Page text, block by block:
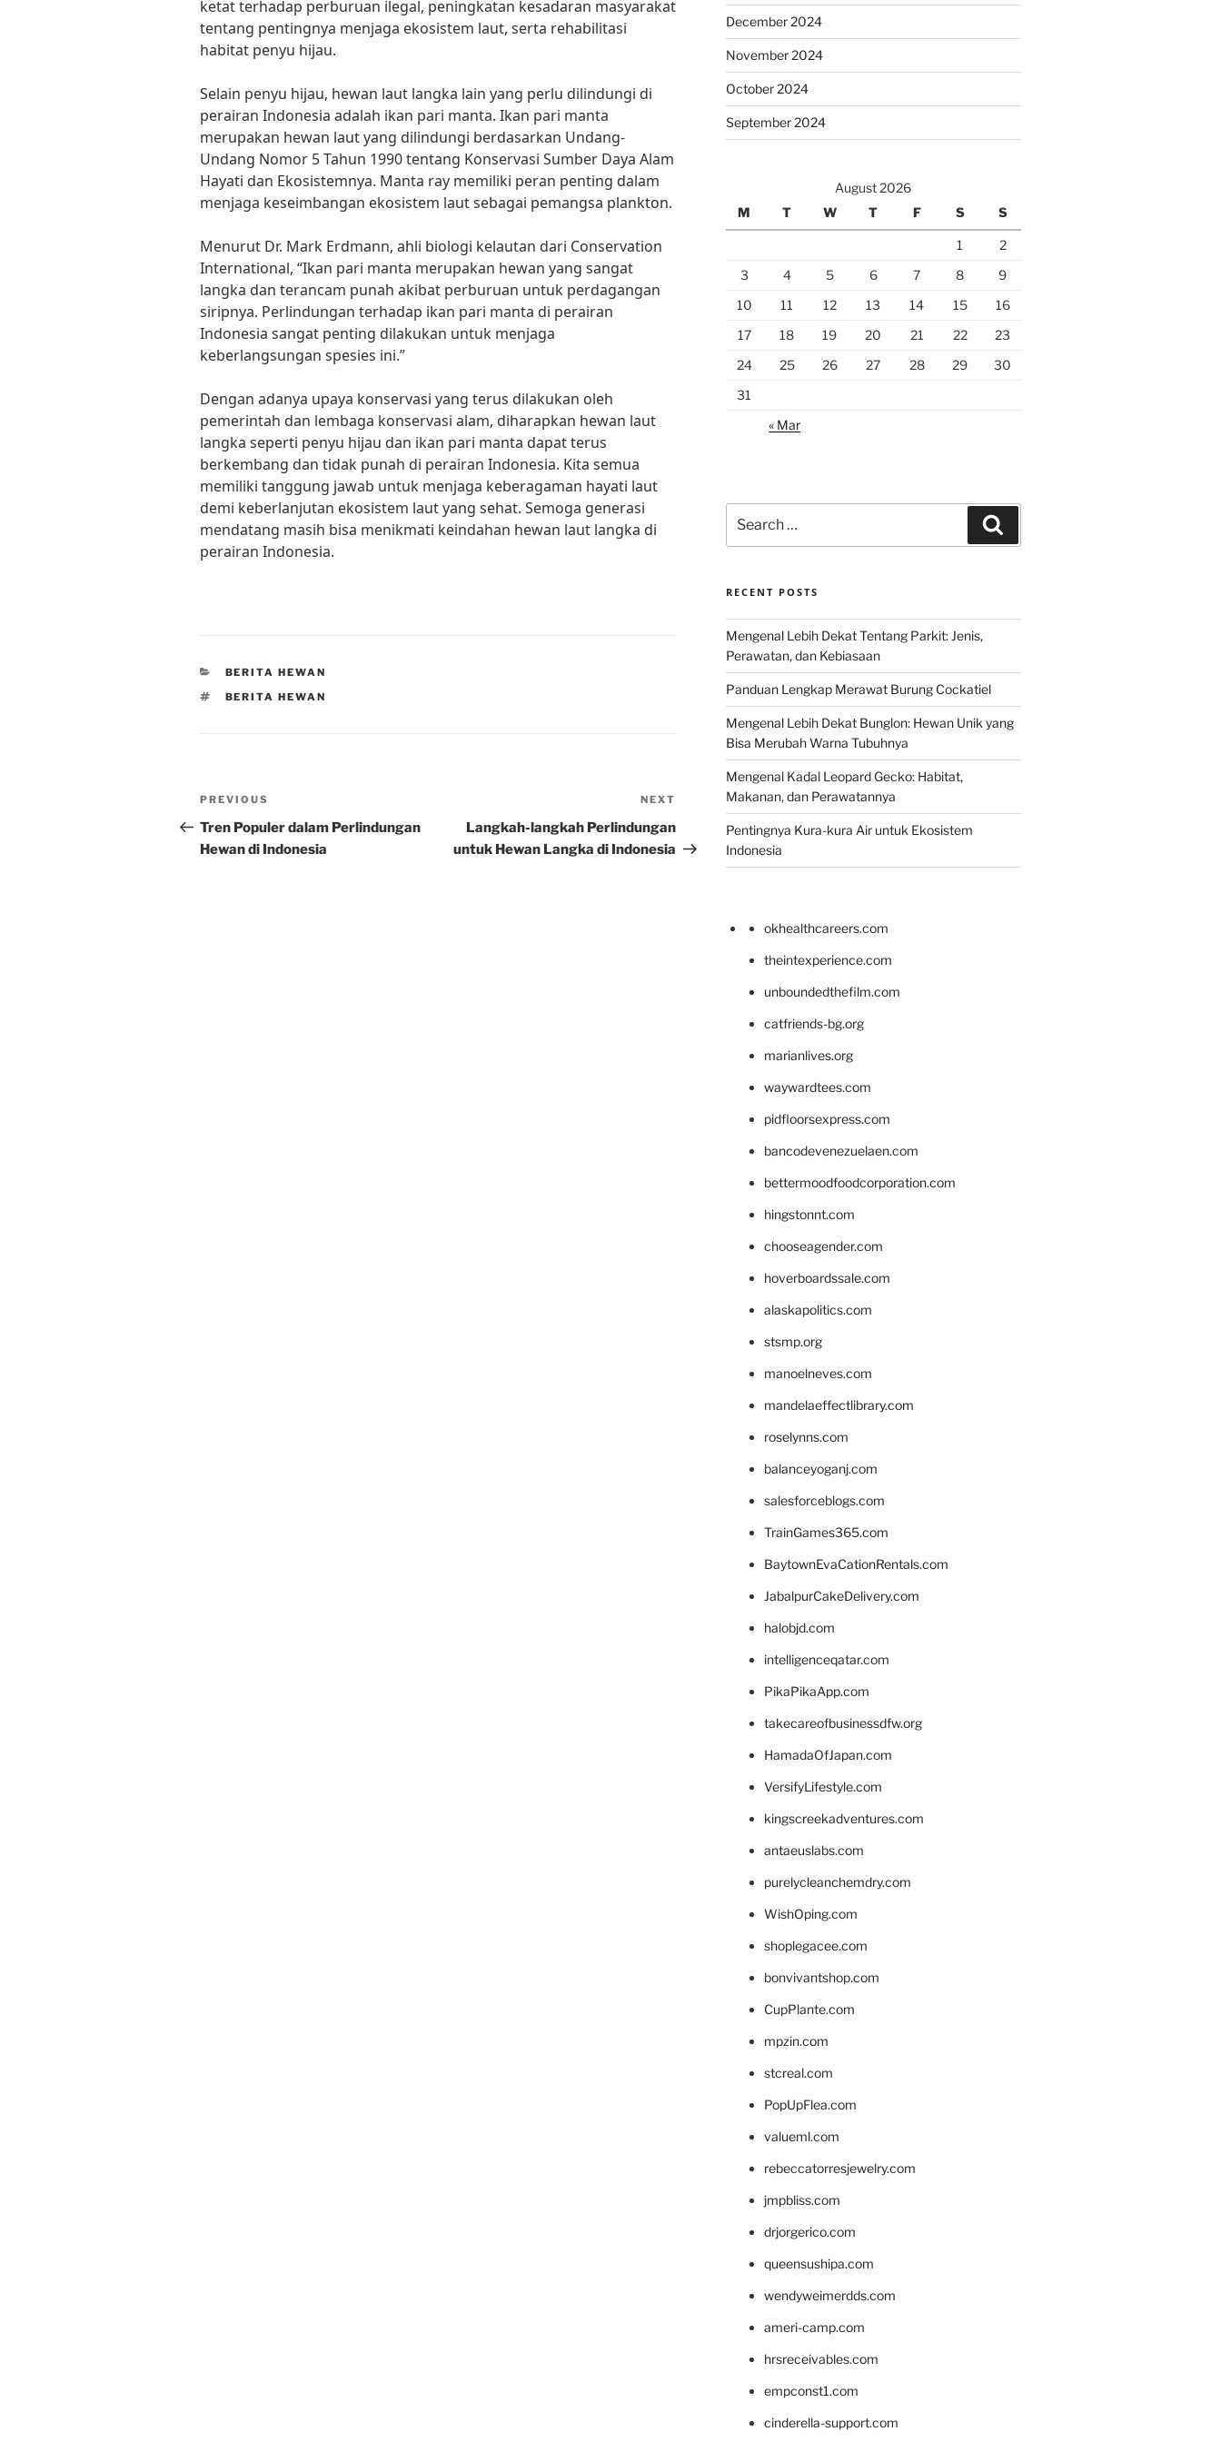
ketat terhadap perburuan ilegal, peningkatan kesadaran masyarakat
tentang pentingnya menjaga ekosistem laut, serta rehabilitasi
habitat penyu hijau.
Selain penyu hijau, hewan laut langka lain yang perlu dilindungi di
perairan Indonesia adalah ikan pari manta. Ikan pari manta
merupakan hewan laut yang dilindungi berdasarkan Undang-
Undang Nomor 5 Tahun 1990 tentang Konservasi Sumber Daya Alam
Hayati dan Ekosistemnya. Manta ray memiliki peran penting dalam
menjaga keseimbangan ekosistem laut sebagai pemangsa plankton.
Menurut Dr. Mark Erdmann, ahli biologi kelautan dari Conservation
International, “Ikan pari manta merupakan hewan yang sangat
langka dan terancam punah akibat perburuan untuk perdagangan
siripnya. Perlindungan terhadap ikan pari manta di perairan
Indonesia sangat penting dilakukan untuk menjaga
keberlangsungan spesies ini.”
Dengan adanya upaya konservasi yang terus dilakukan oleh
pemerintah dan lembaga konservasi alam, diharapkan hewan laut
langka seperti penyu hijau dan ikan pari manta dapat terus
berkembang dan tidak punah di perairan Indonesia. Kita semua
memiliki tanggung jawab untuk menjaga keberagaman hayati laut
demi keberlanjutan ekosistem laut yang sehat. Semoga generasi
mendatang masih bisa menikmati keindahan hewan laut langka di
perairan Indonesia.
CATEGORIES
BERITA HEWAN
TAGS
BERITA HEWAN
Post
navigation
Previous
Post
PREVIOUS
Tren Populer dalam Perlindungan
Hewan di Indonesia
Post
NEXT
Langkah-langkah Perlindungan
untuk Hewan Langka di Indonesia
December 2024
November 2024
October 2024
September 2024
August 2026
M
T W T F S S
1
2
3
4 5 6 7 8
9
10
11 12 13 14 15
16
17
18 19 20 21 22
23
24
25 26 27 28 29
30
31
« Mar
for:
RECENT POSTS
Mengenal Lebih Dekat Tentang Parkit: Jenis,
Perawatan, dan Kebiasaan
Panduan Lengkap Merawat Burung Cockatiel
Mengenal Lebih Dekat Bunglon: Hewan Unik yang
Bisa Merubah Warna Tubuhnya
Mengenal Kadal Leopard Gecko: Habitat,
Makanan, dan Perawatannya
Pentingnya Kura-kura Air untuk Ekosistem
Indonesia
okhealthcareers.com
theintexperience.com
unboundedthefilm.com
catfriends-bg.org
marianlives.org
waywardtees.com
pidfloorsexpress.com
bancodevenezuelaen.com
bettermoodfoodcorporation.com
hingstonnt.com
chooseagender.com
hoverboardssale.com
alaskapolitics.com
stsmp.org
manoelneves.com
mandelaeffectlibrary.com
roselynns.com
balanceyoganj.com
salesforceblogs.com
TrainGames365.com
BaytownEvaCationRentals.com
JabalpurCakeDelivery.com
halobjd.com
intelligenceqatar.com
PikaPikaApp.com
takecareofbusinessdfw.org
HamadaOfJapan.com
VersifyLifestyle.com
kingscreekadventures.com
antaeuslabs.com
purelycleanchemdry.com
WishOping.com
shoplegacee.com
bonvivantshop.com
CupPlante.com
mpzin.com
stcreal.com
PopUpFlea.com
valueml.com
rebeccatorresjewelry.com
jmpbliss.com
drjorgerico.com
queensushipa.com
wendyweimerdds.com
ameri-camp.com
hrsreceivables.com
empconst1.com
cinderella-support.com